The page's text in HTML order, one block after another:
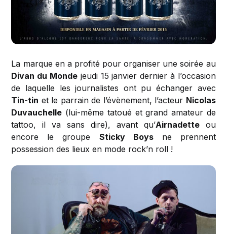
La marque en a profité pour organiser une soirée au
Divan du Mondejeudi 15 janvier dernier à l’occasion
de laquelle les journalistes ont pu échanger avec
Tin-tin et le parrain de l’évènement, l’acteur Nicolas
Duvauchelle (lui-même tatoué et grand amateur de
tattoo, il va sans dire), avant qu’Airnadetteou
encore le groupe Sticky Boysne prennent
possession des lieux en mode rock’n roll !